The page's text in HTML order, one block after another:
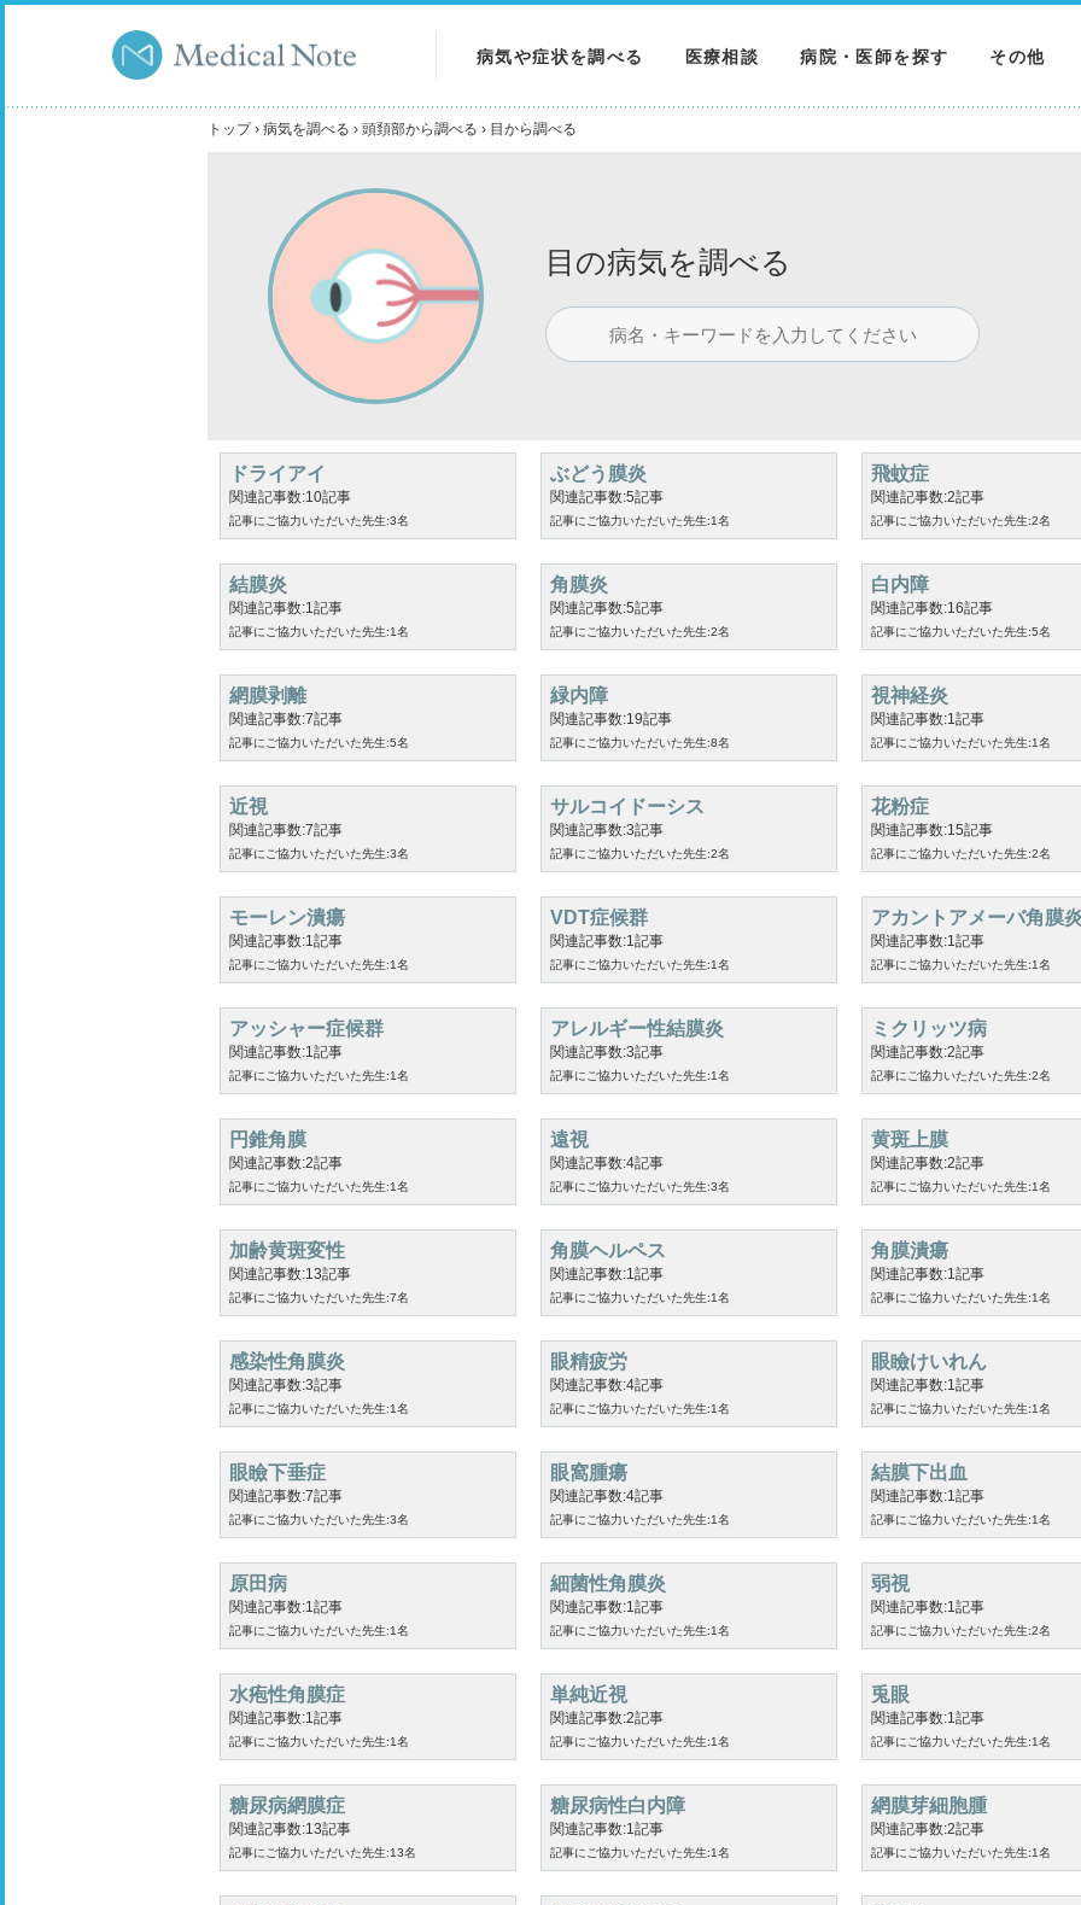
病気や症状を調べる
検査を調べる
医療相談 病院・医師を探す その他
トップ› 病気を調べる › 頭頚部から調べる › 目から調べる
目の病気を調べる
ドライアイ
関連記事数:10記事
記事にご協力いただいた先生:3名
ぶどう膜炎
関連記事数:5記事
記事にご協力いただいた先生:1名
飛蚊症
関連記事数:2記事
記事にご協力いただいた先生:2名
結膜炎
関連記事数:1記事
記事にご協力いただいた先生:1名
角膜炎
関連記事数:5記事
記事にご協力いただいた先生:2名
白内障
関連記事数:16記事
記事にご協力いただいた先生:5名
網膜剥離
関連記事数:7記事
記事にご協力いただいた先生:5名
緑内障
関連記事数:19記事
記事にご協力いただいた先生:8名
視神経炎
関連記事数:1記事
記事にご協力いただいた先生:1名
近視
関連記事数:7記事
記事にご協力いただいた先生:3名
サルコイドーシス
関連記事数:3記事
記事にご協力いただいた先生:2名
花粉症
関連記事数:15記事
記事にご協力いただいた先生:2名
モーレン潰瘍
関連記事数:1記事
記事にご協力いただいた先生:1名
VDT症候群
関連記事数:1記事
記事にご協力いただいた先生:1名
アカントアメーバ角膜
関連記事数:1記事
記事にご協力いただいた先生:1名
アッシャー症候群
関連記事数:1記事
記事にご協力いただいた先生:1名
アレルギー性結膜炎
関連記事数:3記事
記事にご協力いただいた先生:1名
ミクリッツ病
関連記事数:2記事
記事にご協力いただいた先生:2名
円錐角膜
関連記事数:2記事
記事にご協力いただいた先生:1名
遠視
関連記事数:4記事
記事にご協力いただいた先生:3名
黄斑上膜
関連記事数:2記事
記事にご協力いただいた先生:1名
加齢黄斑変性
関連記事数:13記事
記事にご協力いただいた先生:7名
角膜ヘルペス
関連記事数:1記事
記事にご協力いただいた先生:1名
角膜潰瘍
関連記事数:1記事
記事にご協力いただいた先生:1名
感染性角膜炎
関連記事数:3記事
記事にご協力いただいた先生:1名
眼精疲労
関連記事数:4記事
記事にご協力いただいた先生:1名
眼瞼けいれん
関連記事数:1記事
記事にご協力いただいた先生:1名
眼瞼下垂症
関連記事数:7記事
記事にご協力いただいた先生:3名
眼窩腫瘍
関連記事数:4記事
記事にご協力いただいた先生:1名
結膜下出血
関連記事数:1記事
記事にご協力いただいた先生:1名
原田病
関連記事数:1記事
記事にご協力いただいた先生:1名
細菌性角膜炎
関連記事数:1記事
記事にご協力いただいた先生:1名
弱視
関連記事数:1記事
記事にご協力いただいた先生:2名
水疱性角膜症
関連記事数:1記事
記事にご協力いただいた先生:1名
単純近視
関連記事数:2記事
記事にご協力いただいた先生:1名
兎眼
関連記事数:1記事
記事にご協力いただいた先生:1名
糖尿病網膜症
関連記事数:13記事
記事にご協力いただいた先生:13名
糖尿病性白内障
関連記事数:1記事
記事にご協力いただいた先生:1名
網膜芽細胞腫
関連記事数:2記事
記事にご協力いただいた先生:1名